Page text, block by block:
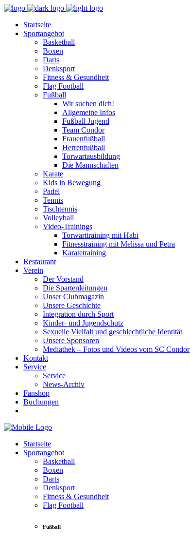
Startseite
Sportangebot
Basketball
Boxen
Darts
Denksport
Fitness & Gesundheit
Flag Football
Fußball
Wir suchen dich!
Allgemeine Infos
Fußball Jugend
Team Condor
Frauenfußball
Herrenfußball
Torwartausbildung
Die Mannschaften
Karate
Kids in Bewegung
Padel
Tennis
Tischtennis
Volleyball
Video-Trainings
Torwarttraining mit Habi
Fitnesstraining mit Melissa und Petra
Karatetraining
Restaurant
Verein
Der Vorstand
Die Spartenleitungen
Unser Clubmagazin
Unsere Geschichte
Integration durch Sport
Kinder- und Jugendschutz
Sexuelle Vielfalt und geschlechtliche Identität
Unsere Sponsoren
Mediathek – Fotos und Videos vom SC Condor
Kontakt
Service
Service
News-Archiv
Fanshop
Buchungen
Startseite
Sportangebot
Basketball
Boxen
Darts
Denksport
Fitness & Gesundheit
Flag Football
Fußball